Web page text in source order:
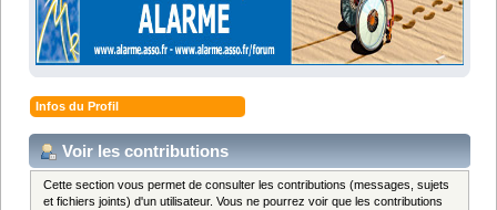
Infos du Profil
Voir les contributions
Cette section vous permet de consulter les contributions (messages, sujets
et fichiers joints) d'un utilisateur. Vous ne pourrez voir que les contributions